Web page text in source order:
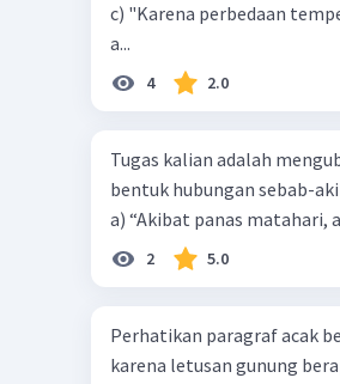
c) "Karena perbedaan
a...
4 2.0
Tugas kalian adalah
bentuk hubungan sebab-
a) “Akibat panas matahari,
2 5.0
Perhatikan paragraf acak berikut! 1) Hujan asam
karena letusan gunung berapi. 2) Hujan asam adalah hujan